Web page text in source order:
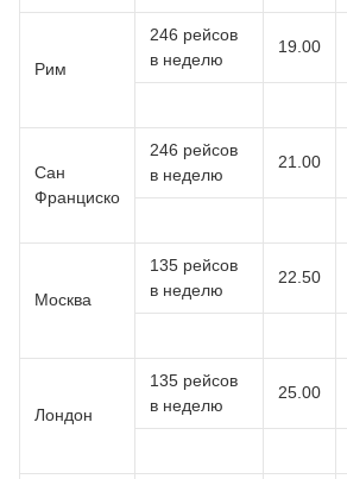
Рим
246 рейсов
в неделю
19.00
Сан
Франциско
246 рейсов
в неделю
21.00
Москва
135 рейсов
в неделю
22.50
Лондон
135 рейсов
в неделю
25.00